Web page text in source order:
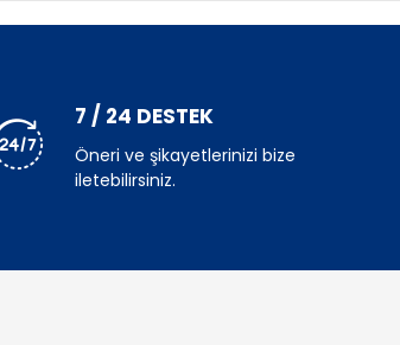
7 / 24 DESTEK
Öneri ve şikayetlerinizi bize
iletebilirsiniz.